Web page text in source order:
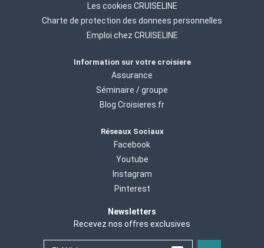
Les cookies CRUISELINE
Charte de protection des donnees personnelles
Emploi chez CRUISELINE
Information sur votre croisiere
Assurance
Séminaire / groupe
Blog Croisieres.fr
Réseaux Sociaux
Facebook
Youtube
Instagram
Pinterest
Newsletters
Recevez nos offres exclusives